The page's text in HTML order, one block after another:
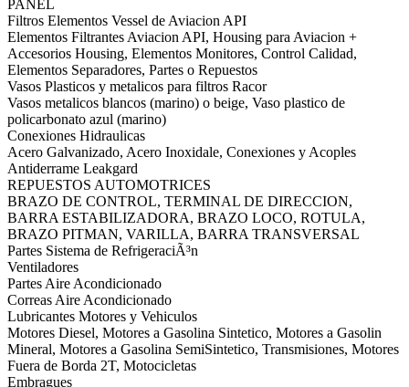
PANEL
Filtros Elementos Vessel de Aviacion API
Elementos Filtrantes Aviacion API, Housing para Aviacion +
Accesorios Housing, Elementos Monitores, Control Calidad,
Elementos Separadores, Partes o Repuestos
Vasos Plasticos y metalicos para filtros Racor
Vasos metalicos blancos (marino) o beige, Vaso plastico de
policarbonato azul (marino)
Conexiones Hidraulicas
Acero Galvanizado, Acero Inoxidale, Conexiones y Acoples
Antiderrame Leakgard
REPUESTOS AUTOMOTRICES
BRAZO DE CONTROL, TERMINAL DE DIRECCION,
BARRA ESTABILIZADORA, BRAZO LOCO, ROTULA,
BRAZO PITMAN, VARILLA, BARRA TRANSVERSAL
Partes Sistema de RefrigeraciÃ³n
Ventiladores
Partes Aire Acondicionado
Correas Aire Acondicionado
Lubricantes Motores y Vehiculos
Motores Diesel, Motores a Gasolina Sintetico, Motores a Gasolin
Mineral, Motores a Gasolina SemiSintetico, Transmisiones, Motores
Fuera de Borda 2T, Motocicletas
Embragues